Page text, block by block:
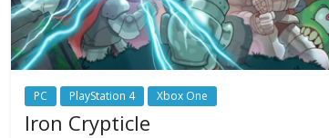
PC PlayStation 4 Xbox One
Iron Crypticle